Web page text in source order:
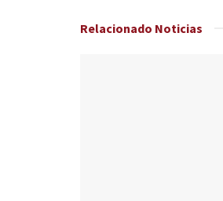
Relacionado Noticias